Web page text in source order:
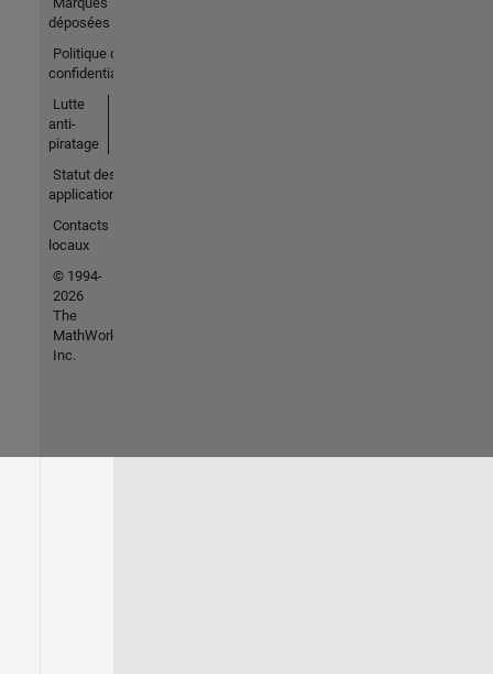
déposées
Politique de
confidentialité
Lutte
anti-
piratage
Statut des
applications
Contacts
locaux
© 1994-
2026
The
MathWorks,
Inc.